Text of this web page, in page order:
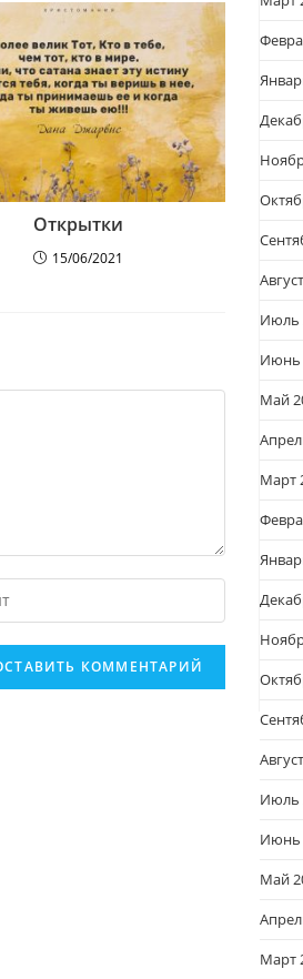
Открытки
15/06/2021
Июль
Июнь
Май
Март
Июль
Июнь
Май
Март